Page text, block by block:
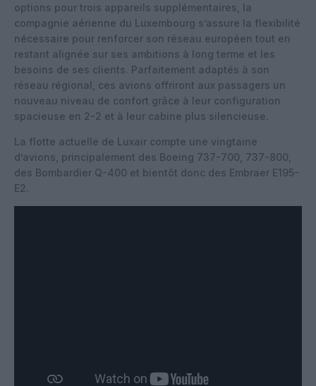
options pour trois appareils supplémentaires, la
compagnie aérienne du Luxembourg s’assure la flexibilité
nécessaire pour renforcer son réseau européen tout en
restant alignée sur ses ambitions à long terme et les
besoins de ses clients. Parfaitement adaptés à son
réseau régional, ces avions offriront aux passagers un
nouveau niveau de confort grâce à leur configuration
spacieuse en 2-2 et à leur cabine plus silencieuse.
La flotte actuelle de Luxair compte une vingtaine
d’avions, principalement des Boeing 737-700, 737-800,
des Bombardier Q-400 et bientôt donc des Embraer E195-
E2.